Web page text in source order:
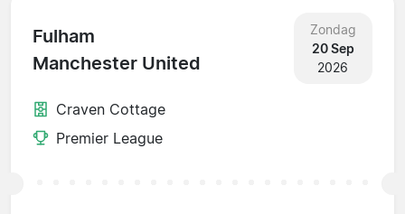
Fulham
Manchester United
Zondag
20 Sep
2026
Craven Cottage
Premier League